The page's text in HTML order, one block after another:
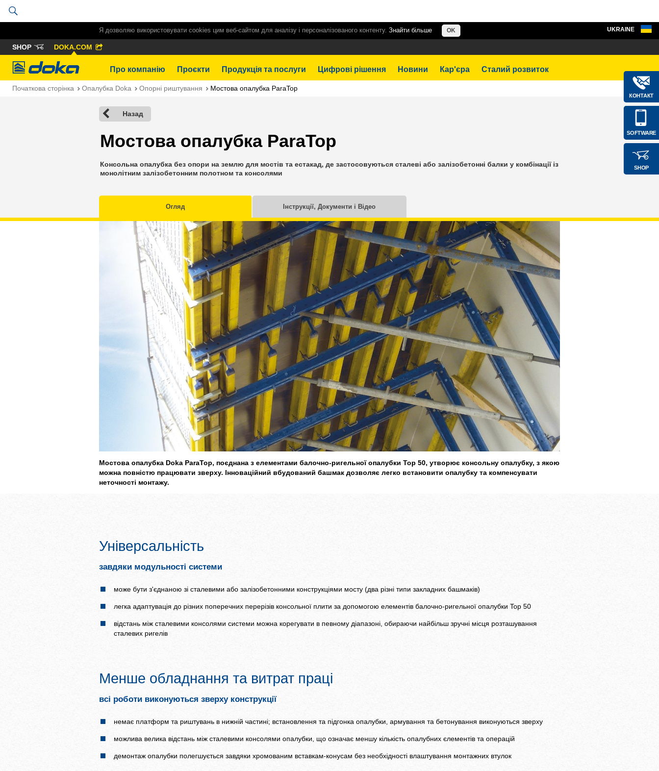
Я дозволяю використовувати cookies цим веб-сайтом для аналізу і персоналізованого контенту. Знайти більше OK
SHOP DOKA.COM
Doka
Про компанію Проєкти Продукція та послуги Цифрові рішення Новини Кар'єра Сталий розвиток
КОНТАКТ
SOFTWARE
SHOP
UKRAINE
Початкова сторінка Опалубка Doka Опорні риштування Мостова опалубка ParaTop
Назад
Мостова опалубка ParaTop
Консольна опалубка без опори на землю для мостів та естакад, де застосовуються сталеві або залізобетонні балки у комбінації із
монолітним залізобетонним полотном та консолями
Огляд Інструкції, Документи і Відео
Мостова опалубка Doka ParaTop, поєднана з елементами балочно-ригельної опалубки Top 50, утворює консольну опалубку, з якою
можна повністю працювати зверху. Інноваційний вбудований башмак дозволяє легко встановити опалубку та компенсувати
неточності монтажу.
Універсальність
завдяки модульності системи
може бути з'єднаною зі сталевими або залізобетонними конструкціями мосту (два різні типи закладних башмаків)
легка адаптувація до різних поперечних перерізів консольної плити за допомогою елементів балочно-ригельної опалубки Top 50
відстань між сталевими консолями системи можна корегувати в певному діапазоні, обираючи найбільш зручні місця розташування
сталевих ригелів
Менше обладнання та витрат праці
всі роботи виконуються зверху конструкції
немає платформ та риштувань в нижній частині; встановлення та підгонка опалубки, армування та бетонування виконуються зверху
можлива велика відстань між сталевими консолями опалубки, що означає меншу кількість опалубних єлементів та операцій
демонтаж опалубки полегшується завдяки хромованим вставкам-конусам без необхідності влаштування монтажних втулок